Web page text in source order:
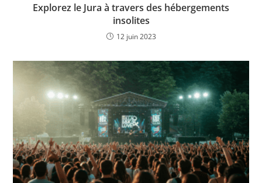
Explorez le Jura à travers des hébergements
insolites
12 juin 2023